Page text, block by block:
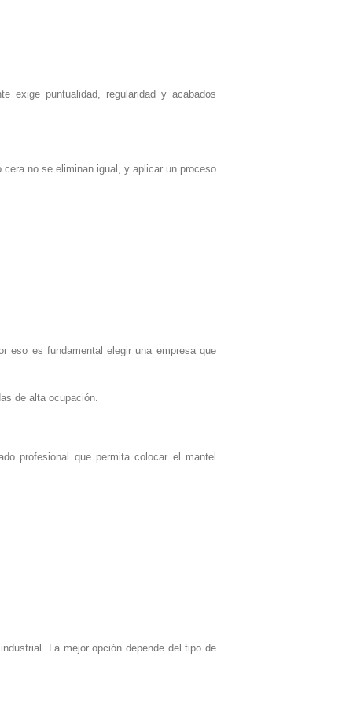
exige puntualidad, regularidad y acabados
no se eliminan igual, y aplicar un proceso
eso es fundamental elegir una empresa que
de alta ocupación.
profesional que permita colocar el mantel
La mejor opción depende del tipo de